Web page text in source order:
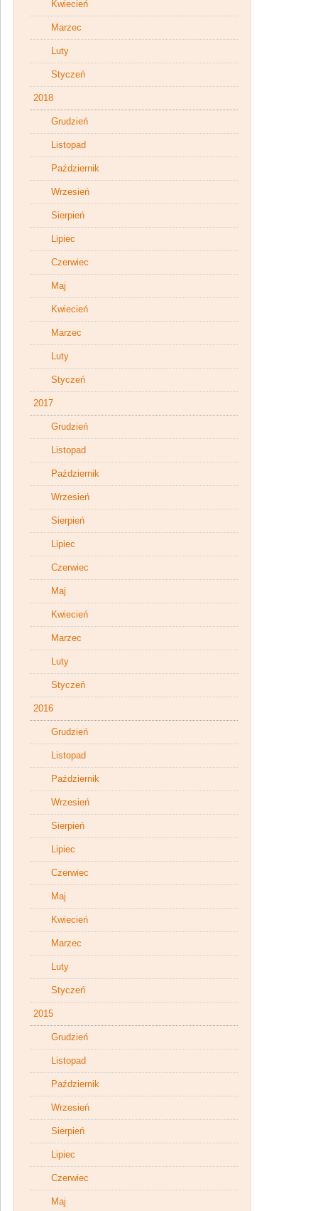
Kwiecień
Marzec
Luty
Styczeń
2018
Grudzień
Listopad
Październik
Wrzesień
Sierpień
Lipiec
Czerwiec
Maj
Kwiecień
Marzec
Luty
Styczeń
2017
Grudzień
Listopad
Październik
Wrzesień
Sierpień
Lipiec
Czerwiec
Maj
Kwiecień
Marzec
Luty
Styczeń
2016
Grudzień
Listopad
Październik
Wrzesień
Sierpień
Lipiec
Czerwiec
Maj
Kwiecień
Marzec
Luty
Styczeń
2015
Grudzień
Listopad
Październik
Wrzesień
Sierpień
Lipiec
Czerwiec
Maj